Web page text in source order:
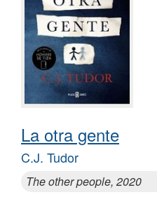
La otra gente
C.J. Tudor
The other people, 2020